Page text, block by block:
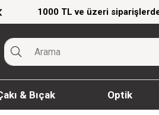
ve üzeri siparişlerde ücretsiz kargo
& Bıçak Optik